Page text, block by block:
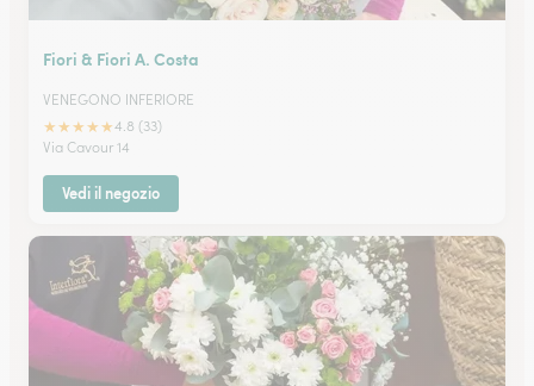
Fiori & Fiori A. Costa
VENEGONO INFERIORE
★★★★★4.8 (33)
Via Cavour 14
Vedi il negozio